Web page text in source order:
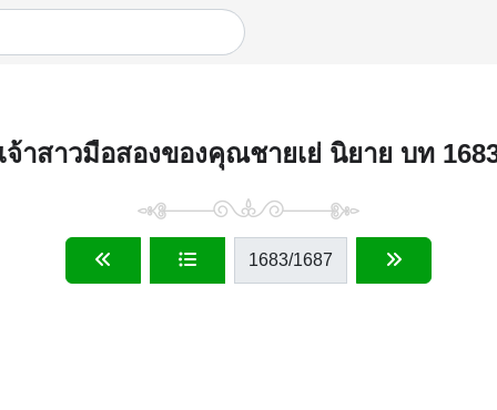
จ้าสาวมือสองของคุณชายเย่ นิยาย บท
1683/1687